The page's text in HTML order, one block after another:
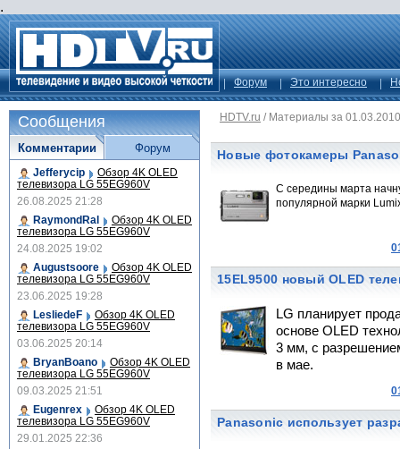
.
Форум Это интересно
HDTV.ru / Материалы за 01.03.2010
Новые фотокамеры
C середины марта
популярной марки
15EL9500 новый OLED
LG планирует
основе OLED
3 мм, с
в мае.
Panasonic использует
Сообщения
Комментарии
Jefferycip Обзор 4K OLED
телевизора LG 55EG960V
26.08.2025 21:28
RaymondRal
Обзор 4K OLED
телевизора LG 55EG960V
24.08.2025 19:02
Augustsoore
Обзор 4K OLED
телевизора LG 55EG960V
23.06.2025 19:28
LesliedeF
Обзор 4K OLED
телевизора LG 55EG960V
03.06.2025 20:14
BryanBoano
Обзор 4K OLED
телевизора LG 55EG960V
09.03.2025 21:51
Eugenrex
Обзор 4K OLED
телевизора LG 55EG960V
29.01.2025 22:36
Форум